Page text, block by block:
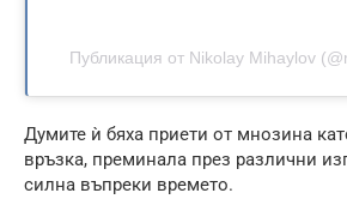
Публикация от Nikolay Mihaylov
Думите ѝ бяха приети от мнозина
връзка, преминала през различни
силна въпреки времето.